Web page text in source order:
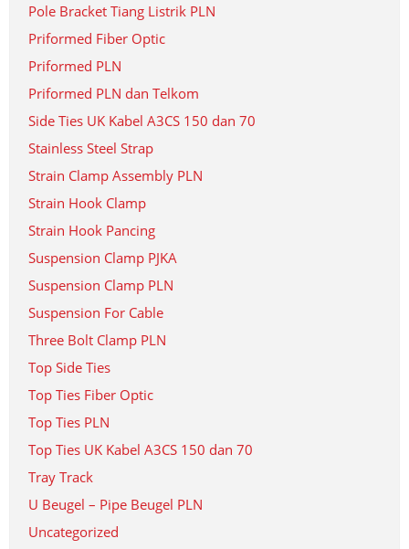
Pole Bracket Tiang Listrik PLN
Priformed Fiber Optic
Priformed PLN
Priformed PLN dan Telkom
Side Ties UK Kabel A3CS 150 dan 70
Stainless Steel Strap
Strain Clamp Assembly PLN
Strain Hook Clamp
Strain Hook Pancing
Suspension Clamp PJKA
Suspension Clamp PLN
Suspension For Cable
Three Bolt Clamp PLN
Top Side Ties
Top Ties Fiber Optic
Top Ties PLN
Top Ties UK Kabel A3CS 150 dan 70
Tray Track
U Beugel – Pipe Beugel PLN
Uncategorized